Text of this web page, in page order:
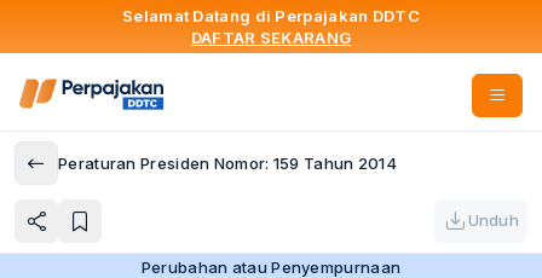
Selamat Datang di Perpajakan DDTC
DAFTAR SEKARANG
Peraturan Presiden Nomor: 159 Tahun 2014
Unduh
Perubahan atau Penyempurnaan